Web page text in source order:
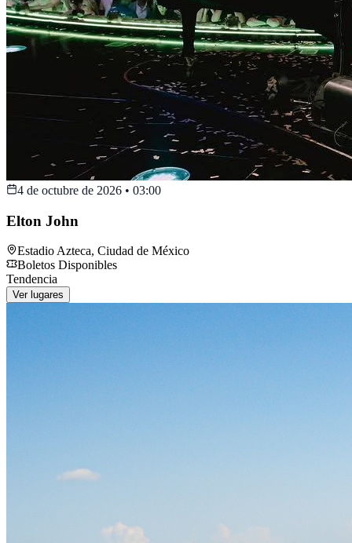
4 de octubre de 2026 • 03:00
Elton John
Estadio Azteca, Ciudad de México
Boletos Disponibles
Tendencia
Ver lugares